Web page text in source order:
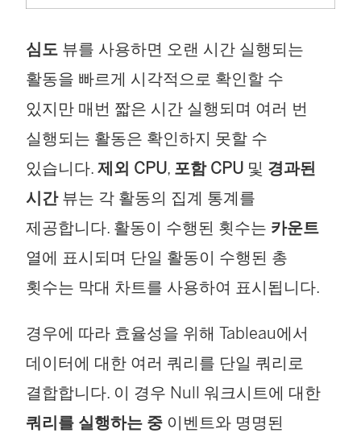
심도 뷰를 사용하면 오랜 시간 실행되는
활동을 빠르게 시각적으로 확인할 수
있지만 매번 짧은 시간 실행되며 여러 번
실행되는 활동은 확인하지 못할 수
있습니다. 제외 CPU, 포함 CPU 및 경과된
시간뷰는 각 활동의 집계 통계를
제공합니다. 활동이 수행된 횟수는 카운트
열에 표시되며 단일 활동이 수행된 총
횟수는 막대 차트를 사용하여 표시됩니다.
경우에 따라 효율성을 위해 Tableau에서
데이터에 대한 여러 쿼리를 단일 쿼리로
결합합니다. 이 경우 Null 워크시트에 대한
쿼리를 실행하는 중 이벤트와 명명된